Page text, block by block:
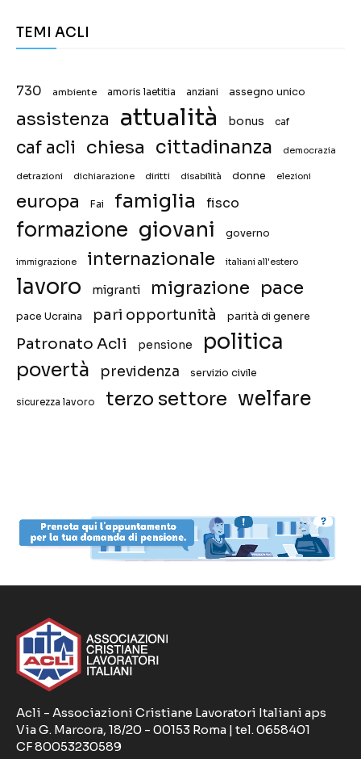
TEMI ACLI
730 ambiente amoris laetitia anziani assegno unico
assistenza attualità bonus caf
caf acli chiesa cittadinanza democrazia
detrazioni dichiarazione diritti disabilità donne elezioni
europa Fai famiglia fisco
formazione giovani governo
immigrazione internazionale italiani all'estero
lavoro migranti migrazione pace
pace Ucraina pari opportunità parità di genere
Patronato Acli pensione politica
povertà previdenza servizio civile
sicurezza lavoro terzo settore welfare
Acli - Associazioni Cristiane Lavoratori Italiani aps
Via G. Marcora, 18/20 - 00153 Roma | tel. 0658401
CF 80053230589